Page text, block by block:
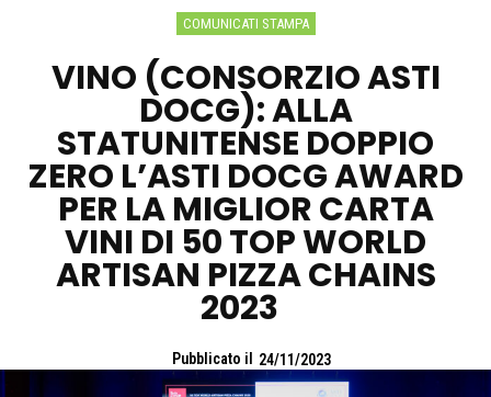
COMUNICATI STAMPA
VINO (CONSORZIO ASTI
DOCG): ALLA
STATUNITENSE DOPPIO
ZERO L’ASTI DOCG AWARD
PER LA MIGLIOR CARTA
VINI DI 50 TOP WORLD
ARTISAN PIZZA CHAINS
2023
Pubblicato il 24/11/2023